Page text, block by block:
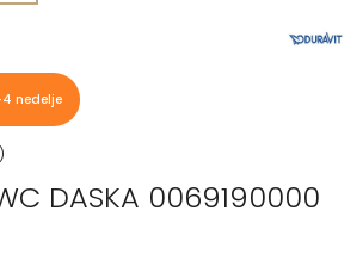
nedelje
DASKA 0069190000